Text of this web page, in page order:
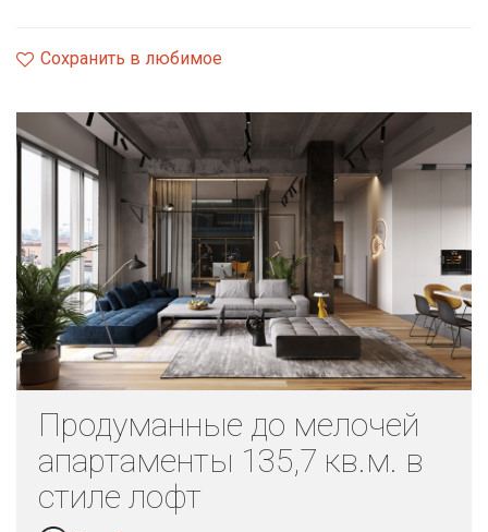
Сохранить в любимое
Продуманные до мелочей
апартаменты 135,7 кв.м. в
стиле лофт